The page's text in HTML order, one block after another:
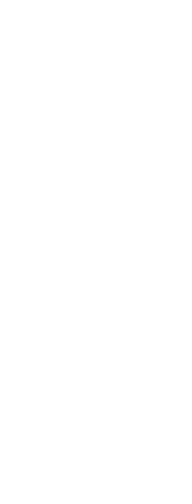
서 에이전트 만들
사용하여 고객에 대
처리하는 에이전트를
채널에서만 작동합니
라우팅 논리를 구성
트와 직접 상호 작
통합
은행 서비스의 도
합니다.
객 지원 배포